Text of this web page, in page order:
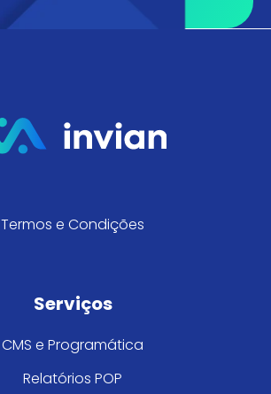
Termos e Condições
Serviços
CMS e Programática
Relatórios POP